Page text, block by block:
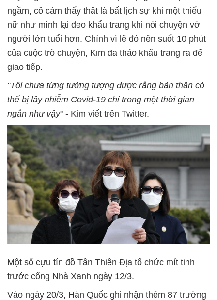
ngầm, cô cảm thấy thật là bất lịch sự khi một thiếu
nữ như mình lại đeo khẩu trang khi nói chuyện với
người lớn tuổi hơn. Chính vì lẽ đó nên suốt 10 phút
của cuộc trò chuyện, Kim đã tháo khẩu trang ra để
giao tiếp.
"Tôi chưa từng tưởng tượng được rằng bản thân có
thể bị lây nhiễm Covid-19 chỉ trong một thời gian
ngắn như vậy" - Kim viết trên Twitter.
Một số cựu tín đồ Tân Thiên Địa tổ chức mít tinh
trước cổng Nhà Xanh ngày 12/3.
Vào ngày 20/3, Hàn Quốc ghi nhận thêm 87 trường